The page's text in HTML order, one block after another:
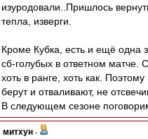
изуродовали..Пришлось
тепла, изверги.
Кроме Кубка, есть и ещё одна
сб-голубых в ответном матче.
хоть в ранге, хоть как. Поэтому
берут и отваливают, не
В следующем сезоне
митхун -